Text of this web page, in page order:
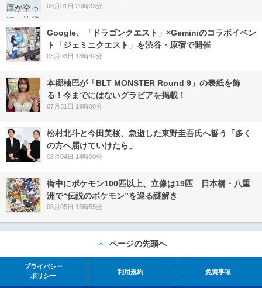
08月01日 20時33分
Google、「ドラゴンクエスト」×Geminiのコラボイベン
ト「ジェミニクエスト」を渋谷・原宿で開催
08月03日 18時42分
本郷柚巴が「BLT MONSTER Round 9」の表紙を飾
る！今までにはないグラビアを掲載！
07月31日 19時00分
松村北斗と今田美桜、急逝した東野圭吾氏へ誓う「多く
の方へ届けていけたら」
08月04日 14時00分
街中にポケモン100匹以上、立像は19匹 日本橋・八重
洲で“伝説のポケモン”を巡る謎解き
08月05日 15時55分
ページの先頭へ
プライバシー
ポリシー
利用規約 免責事項